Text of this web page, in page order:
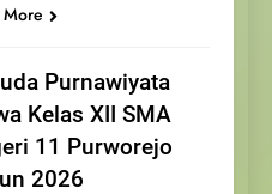
More
Purnawiyata
Kelas XII SMA
11 Purworejo
2026